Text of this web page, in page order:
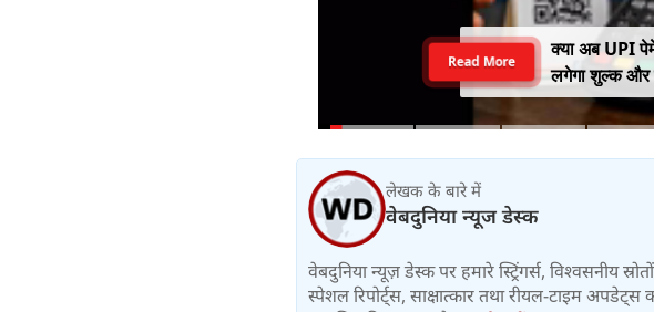
क्या अब UPI
लगेगा शुल्क और
Read More
लेखक के बारे में
वेबदुनिया न्यूज डेस्क
वेबदुनिया न्यूज़ डेस्क पर हमारे स्ट्रिंगर्स, विश्वसनीय
स्पेशल रिपोर्ट्स, साक्षात्कार तथा रीयल-टाइम अपडेट्स